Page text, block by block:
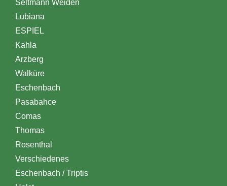
Seltmann Weiden
Lubiana
ESPIEL
Kahla
Arzberg
Walküre
Eschenbach
Pasabahce
Comas
Thomas
Rosenthal
Verschiedenes
Eschenbach / Triptis